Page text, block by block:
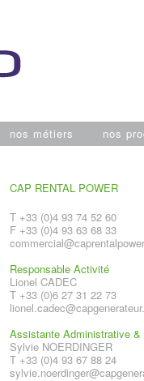
nos métiers nos
CAP RENTAL POWER
T +33 (0)4 93 74 52 60
F +33 (0)4 93 63 68 33
Responsable Activité
Lionel CADEC
T +33 (0)6 27 31 22 73
Assistante Administrative &
Sylvie NOERDINGER
T +33 (0)4 93 67 88 24